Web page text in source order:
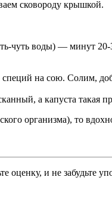
сковороду крышкой.
чуть воды) — минут 20-
на сою. Солим,
а капуста такая
организма), то
оценку, и не забудьте